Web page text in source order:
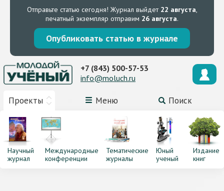
Отправьте статью сегодня! Журнал выйдет 22 августа,
печатный экземпляр отправим 26 августа.
Опубликовать статью в журнале
Проекты Меню Поиск
+7 (843) 500-57-53
info@moluch.ru
Научный
журнал
Международные
конференции
Тематические
журналы
Юный
ученый
Издание
книг